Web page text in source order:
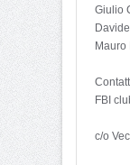
Giulio
Mauro
FBI
c/o